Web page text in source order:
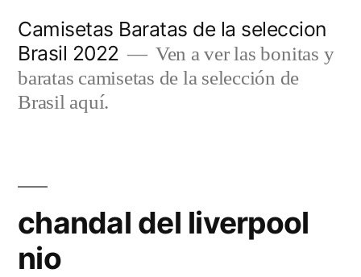
contenido
Camisetas Baratas de la seleccion
Brasil 2022
Ven a ver las bonitas y
baratas camisetas de la selección de
Brasil aquí.
chandal del liverpool
nio